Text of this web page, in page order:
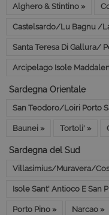
Alghero & Stintino »
Castelsardo/Lu Bagnu /
Santa Teresa Di Gallura/
Arcipelago Isole
Sardegna Orientale
San Teodoro/Loiri Porto
Baunei » Tortoli' »
Sardegna del Sud
Villasimius/Muravera/
Isole Sant' Antioco E San
Porto Pino » Narcao »